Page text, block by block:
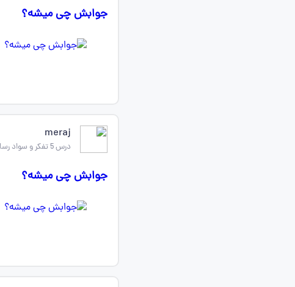
جوابش چی میشه؟
meraj
درس 5 تفکر و سواد رسانه ای
جوابش چی میشه؟